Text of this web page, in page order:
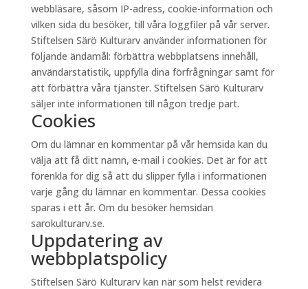
webbläsare, såsom IP-adress, cookie-information och
vilken sida du besöker, till våra loggfiler på vår server.
Stiftelsen Särö Kulturarv använder informationen för
följande ändamål: förbättra webbplatsens innehåll,
användarstatistik, uppfylla dina förfrågningar samt för
att förbättra våra tjänster. Stiftelsen Särö Kulturarv
säljer inte informationen till någon tredje part.
Cookies
Om du lämnar en kommentar på vår hemsida kan du
välja att få ditt namn, e-mail i cookies. Det är för att
förenkla för dig så att du slipper fylla i informationen
varje gång du lämnar en kommentar. Dessa cookies
sparas i ett år. Om du besöker hemsidan
sarokulturarv.se.
Uppdatering av
webbplatspolicy
Stiftelsen Särö Kulturarv kan när som helst revidera